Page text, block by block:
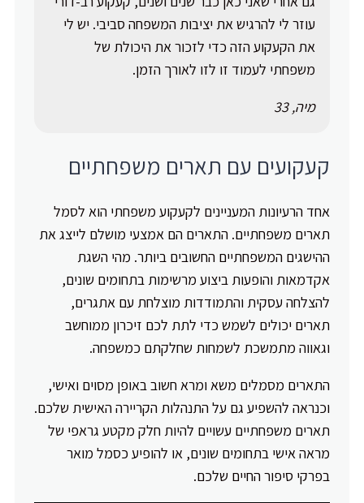
עוזר לי להרגיש את יציבות המשפחה סביבי. יש לי
את הקעקוע הזה כדי לזכור את היכולת של
משפחתי לעמוד זו לזו לאורך הזמן.
מיה, 33
קעקועים עם תארים משפחתיים
אחד הרעיונות המעניינים לקעקוע משפחתי הוא לסמל
תארים משפחתיים. התארים הם אמצעי מושלם לייצג את
ההישגים המשפחתיים החשובים ביותר. מהי השגת
אקדמאות והופעות ביצוע מרשימות בתחומים שונים,
להצלחה עסקית והתמודדות מוצלחת עם אתגרים,
תארים יכולים לשמש כדי לתת לכם זיכרון ממוחשב
וגאווה מתמשכת לשמחות שחלקתם כמשפחה.
התארים מסמלים משא ומרא חשוב באופן מסוים ואישי,
וכנראה להשפיע גם על התנהלות הקריירה האישית שלכם.
תארים משפחתיים עשויים להיות חלק מקטע גראפי של
מראה אישי בתחומים שונים, או להופיע כסמל מואר
בפרקי סיפור החיים שלכם.